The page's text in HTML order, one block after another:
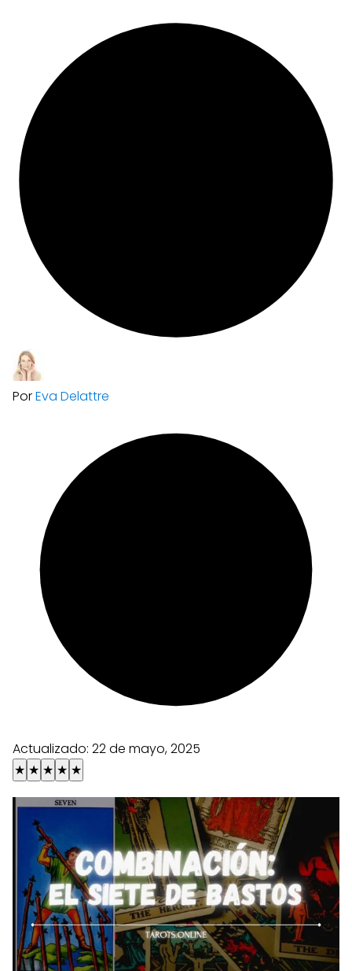
PorEva Delattre
Actualizado: 22 de mayo, 2025
★ ★ ★ ★ ★